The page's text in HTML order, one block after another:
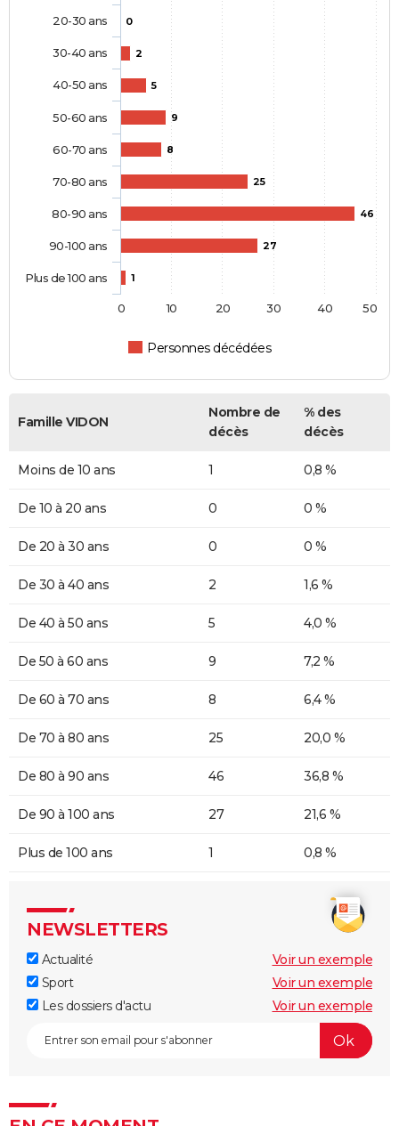
0
2
5
9
8
25
46
27
1
Personnes décédées
20-30 ans
30-40 ans
40-50 ans
50-60 ans
60-70 ans
70-80 ans
80-90 ans
90-100 ans
Plus de 100 ans
0 10 20 30 40 50
Famille VIDON
Nombre de
décès
% des
décès
Moins de 10 ans 1 0,8 %
De 10 à 20 ans 0 0 %
De 20 à 30 ans 0 0 %
De 30 à 40 ans 2 1,6 %
De 40 à 50 ans 5 4,0 %
De 50 à 60 ans 9 7,2 %
De 60 à 70 ans 8 6,4 %
De 70 à 80 ans 25 20,0 %
De 80 à 90 ans 46 36,8 %
De 90 à 100 ans 27 21,6 %
Plus de 100 ans 1 0,8 %
NEWSLETTERS
Actualité
Voir un exemple
Sport
Voir un exemple
Les dossiers d'actu
Voir un exemple